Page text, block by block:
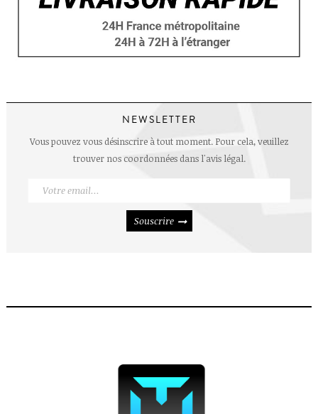
NEWSLETTER
Vous pouvez vous désinscrire à tout moment. Pour cela, veuillez
trouver nos coordonnées dans l'avis légal.
Souscrire